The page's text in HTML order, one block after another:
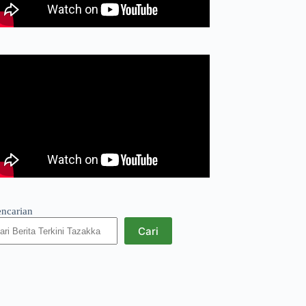
Cari